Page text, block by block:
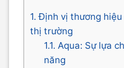
1. Định vị thương
thị trường
1.1. Aqua: Sự lựa
năng